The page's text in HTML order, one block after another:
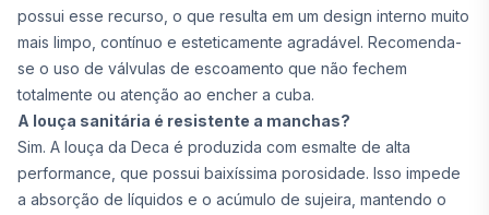
possui esse recurso, o que resulta em um design interno muito
mais limpo, contínuo e esteticamente agradável. Recomenda-
se o uso de válvulas de escoamento que não fechem
totalmente ou atenção ao encher a cuba.
A louça sanitária é resistente a manchas?
Sim. A louça da Deca é produzida com esmalte de alta
performance, que possui baixíssima porosidade. Isso impede
a absorção de líquidos e o acúmulo de sujeira, mantendo o